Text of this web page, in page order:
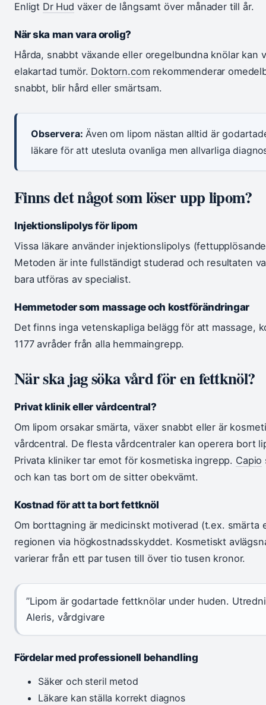
Enligt Dr Hud växer de långsamt över månader till år.
När ska man vara orolig?
Hårda, snabbt växande eller oregelbundna knölar kan
elakartad tumör. Doktorn.com rekommenderar
snabbt, blir hård eller smärtsam.
Observera: Även om lipom nästan alltid är
läkare för att utesluta ovanliga men allvarliga
Finns det något som löser upp lipom?
Injektionslipolys för lipom
Vissa läkare använder injektionslipolys
Metoden är inte fullständigt studerad och resultaten
bara utföras av specialist.
Hemmetoder som massage och kostförändringar
Det finns inga vetenskapliga belägg för att massage,
1177 avråder från alla hemmaingrepp.
När ska jag söka vård för en fettknöl?
Privat klinik eller vårdcentral?
Om lipom orsakar smärta, växer snabbt eller är
vårdcentral. De flesta vårdcentraler kan operera bort
Privata kliniker tar emot för kosmetiska ingrepp. Capio
och kan tas bort om de sitter obekvämt.
Kostnad för att ta bort fettknöl
Om borttagning är medicinskt motiverad (t.ex. smärta
regionen via högkostnadsskyddet. Kosmetiskt
varierar från ett par tusen till över tio tusen kronor.
”Lipom är godartade fettknölar under huden.
Aleris, vårdgivare
Fördelar med professionell behandling
Säker och steril metod
Läkare kan ställa korrekt diagnos